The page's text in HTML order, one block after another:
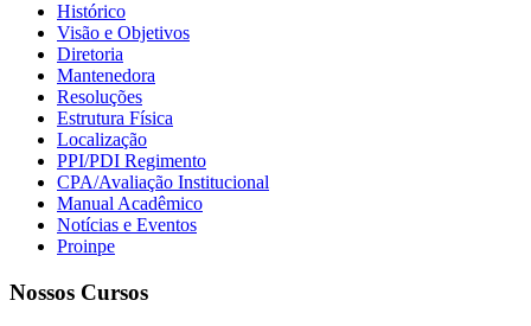
Histórico
Visão e Objetivos
Diretoria
Mantenedora
Resoluções
Estrutura Física
Localização
PPI/PDI Regimento
CPA/Avaliação Institucional
Manual Acadêmico
Notícias e Eventos
Proinpe
Nossos Cursos